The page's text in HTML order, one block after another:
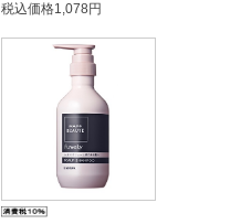
税込価格1,078円